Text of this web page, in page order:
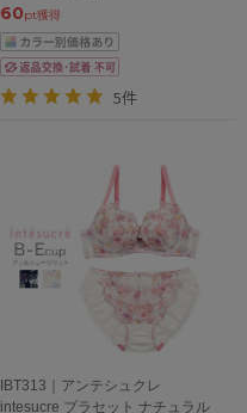
60pt獲得
5件
IBT313｜アンテシュクレ
intesucre ブラセット ナチュラル